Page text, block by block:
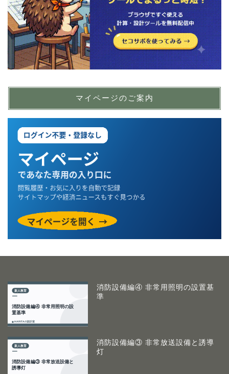
マイページのご案内
消防設備編④ 非常用照明の設置基
準
消防設備編③ 非常放送設備と誘導
灯